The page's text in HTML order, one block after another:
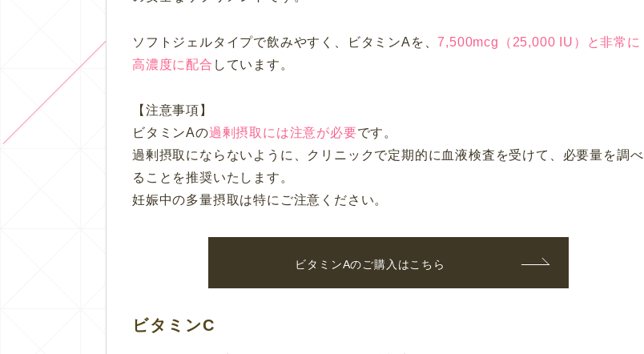
ソフトジェルタイプで飲みやすく、ビタミンAを、7,500mcg（25,000 IU）と非常に
高濃度に配合 しています。
【注意事項】
ビタミンAの過剰摂取には注意が必要です。
過剰摂取にならないように、クリニックで定期的に血液検査を受けて、必要量を調べ
ることを推奨いたします。
妊娠中の多量摂取は特にご注意ください。
ビタミンAのご購入はこちら
ビタミンC